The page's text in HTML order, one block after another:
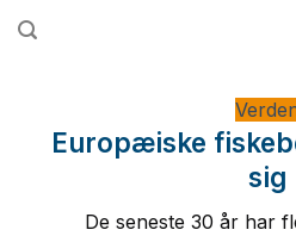
Fortsæt
Europæiske
sig
De seneste 30 år har